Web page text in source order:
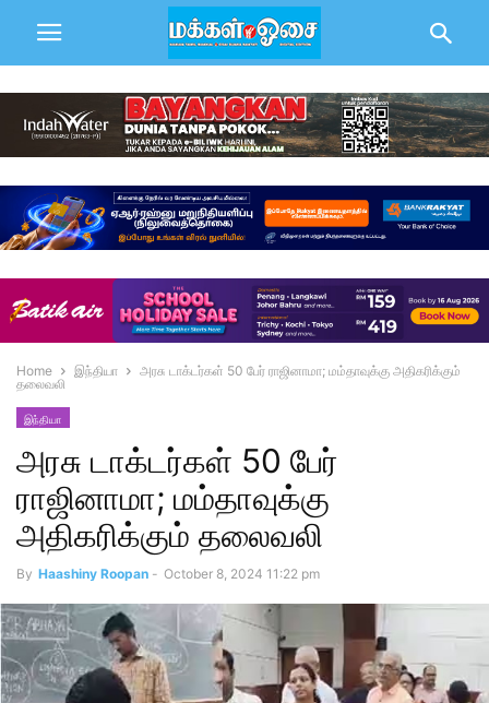
Home இந்தியா
அரசு டாக்டர்கள் 50 பேர் ராஜினாமா; மம்தாவுக்கு அதிகரிக்கும்
தலைவலி
இந்தியா
அரசு டாக்டர்கள் 50 பேர்
ராஜினாமா; மம்தாவுக்கு
அதிகரிக்கும் தலைவலி
By Haashiny Roopan - October 8, 2024 11:22 pm